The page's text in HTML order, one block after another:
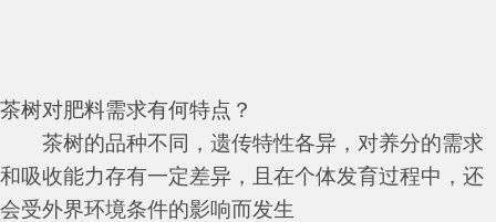
茶树对肥料需求有何特点？
茶树的品种不同，遗传特性各异，对养分的需求
和吸收能力存有一定差异，且在个体发育过程中，还
会受外界环境条件的影响而发生